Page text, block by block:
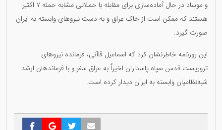
و موساد در حال آماده‌سازی برای مقابله با حملاتی مشابه حمله ۷ اکتبر
هستند که ممکن است از خاک عراق و به دست نیروهای وابسته به ایران
صورت گیرد.
این روزنامه خاطرنشان کرد که اسماعیل قاآنی، فرمانده نیروهای
تروریست قدس سپاه پاسداران اخیراً به عراق سفر و با فرماندهان ارشد
شبه‌نظامیان وابسته به ایران دیدار کرده است.